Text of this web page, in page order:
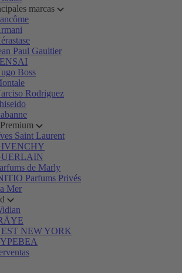
marcas
Paul Gaultier
Boss
Rodriguez
Saint Laurent
de Marly
Parfums Privés
Mer
NEW YORK